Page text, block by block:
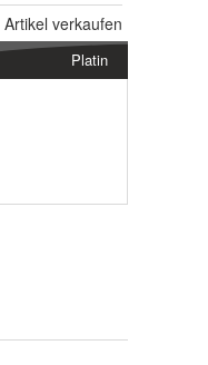
Artikel verkaufen
Platin